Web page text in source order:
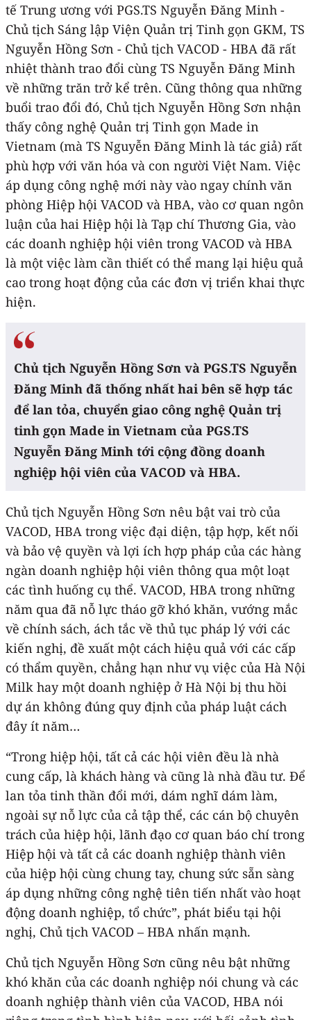
tế Trung ương với PGS.TS Nguyễn Đăng Minh -
Chủ tịch Sáng lập Viện Quản trị Tinh gọn GKM, TS
Nguyễn Hồng Sơn - Chủ tịch VACOD - HBA đã rất
nhiệt thành trao đổi cùng TS Nguyễn Đăng Minh
về những trăn trở kể trên. Cũng thông qua những
buổi trao đổi đó, Chủ tịch Nguyễn Hồng Sơn nhận
thấy công nghệ Quản trị Tinh gọn Made in
Vietnam (mà TS Nguyễn Đăng Minh là tác giả) rất
phù hợp với văn hóa và con người Việt Nam. Việc
áp dụng công nghệ mới này vào ngay chính văn
phòng Hiệp hội VACOD và HBA, vào cơ quan ngôn
luận của hai Hiệp hội là Tạp chí Thương Gia, vào
các doanh nghiệp hội viên trong VACOD và HBA
là một việc làm cần thiết có thể mang lại hiệu quả
cao trong hoạt động của các đơn vị triển khai thực
hiện.
Chủ tịch Nguyễn Hồng Sơn và PGS.TS Nguyễn
Đăng Minh đã thống nhất hai bên sẽ hợp tác
để lan tỏa, chuyển giao công nghệ Quản trị
tinh gọn Made in Vietnam của PGS.TS
Nguyễn Đăng Minh tới cộng đồng doanh
nghiệp hội viên của VACOD và HBA.
Chủ tịch Nguyễn Hồng Sơn nêu bật vai trò của
VACOD, HBA trong việc đại diện, tập hợp, kết nối
và bảo vệ quyền và lợi ích hợp pháp của các hàng
ngàn doanh nghiệp hội viên thông qua một loạt
các tình huống cụ thể. VACOD, HBA trong những
năm qua đã nỗ lực tháo gỡ khó khăn, vướng mắc
về chính sách, ách tắc về thủ tục pháp lý với các
kiến nghị, đề xuất một cách hiệu quả với các cấp
có thẩm quyền, chẳng hạn như vụ việc của Hà Nội
Milk hay một doanh nghiệp ở Hà Nội bị thu hồi
dự án không đúng quy định của pháp luật cách
đây ít năm…
“Trong hiệp hội, tất cả các hội viên đều là nhà
cung cấp, là khách hàng và cũng là nhà đầu tư. Để
lan tỏa tinh thần đổi mới, dám nghĩ dám làm,
ngoài sự nỗ lực của cả tập thể, các cán bộ chuyên
trách của hiệp hội, lãnh đạo cơ quan báo chí trong
Hiệp hội và tất cả các doanh nghiệp thành viên
của hiệp hội cùng chung tay, chung sức sẵn sàng
áp dụng những công nghệ tiên tiến nhất vào hoạt
động doanh nghiệp, tổ chức”, phát biểu tại hội
nghị, Chủ tịch VACOD – HBA nhấn mạnh.
Chủ tịch Nguyễn Hồng Sơn cũng nêu bật những
khó khăn của các doanh nghiệp nói chung và các
doanh nghiệp thành viên của VACOD, HBA nói